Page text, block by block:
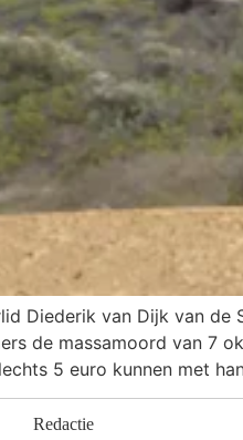
Diederik van Dijk van
de massamoord van 7
5 euro kunnen met
Redactie